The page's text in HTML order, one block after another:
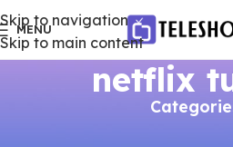
Skip to navigation
Skip to main content
MENU
netflix